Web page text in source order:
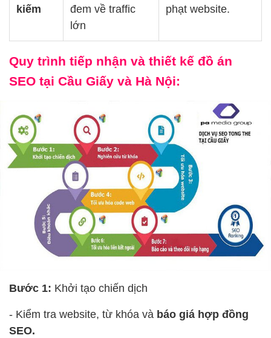
kiếm
đem về traffic
lớn
phạt website.
Quy trình tiếp nhận và thiết kế đồ án
SEO tại Cầu Giấy và Hà Nội:
Bước 1: Khởi tạo chiến dịch
- Kiểm tra website, từ khóa và báo giá hợp đồng
SEO.